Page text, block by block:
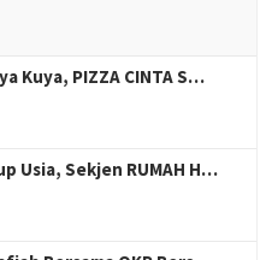
Kuya, PIZZA CINTA S…
Usia, Sekjen RUMAH H…